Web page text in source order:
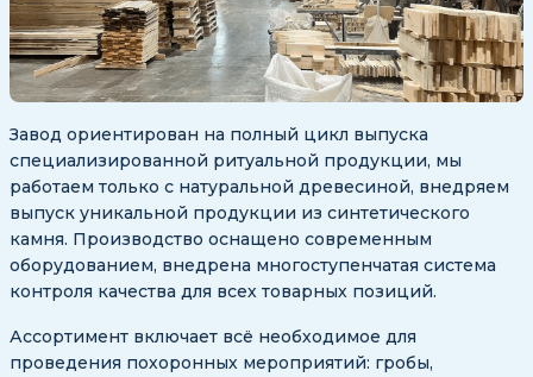
Завод ориентирован на полный цикл выпуска
специализированной ритуальной продукции, мы
работаем только с натуральной древесиной, внедряем
выпуск уникальной продукции из синтетического
камня. Производство оснащено современным
оборудованием, внедрена многоступенчатая система
контроля качества для всех товарных позиций.
Ассортимент включает всё необходимое для
проведения похоронных мероприятий: гробы,